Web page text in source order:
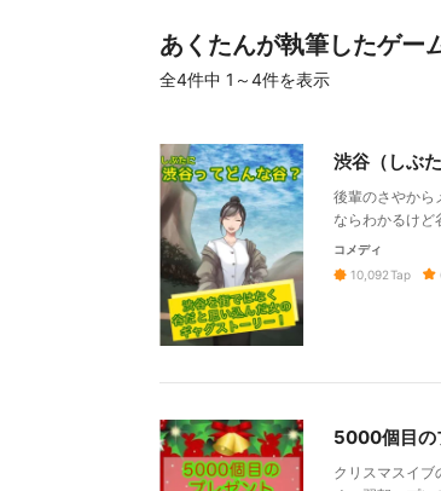
あくたんが執筆したゲー
全4件中 1～4件を表示
渋谷（しぶ
後輩のさやから
ならわかるけど
コメディ
10,092Tap
5000個目の
クリスマスイブ